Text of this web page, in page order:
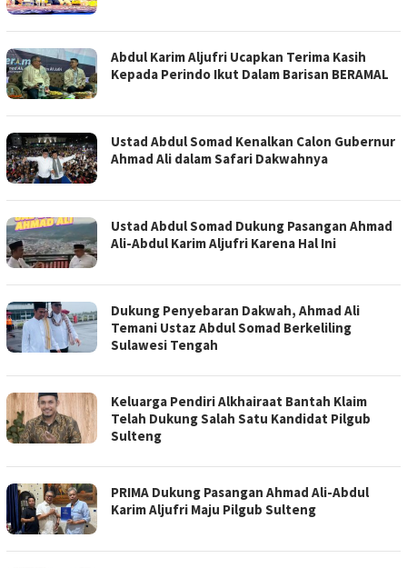
Abdul Karim Aljufri Ucapkan Terima Kasih
Kepada Perindo Ikut Dalam Barisan BERAMAL
Ustad Abdul Somad Kenalkan Calon Gubernur
Ahmad Ali dalam Safari Dakwahnya
Ustad Abdul Somad Dukung Pasangan Ahmad
Ali-Abdul Karim Aljufri Karena Hal Ini
Dukung Penyebaran Dakwah, Ahmad Ali
Temani Ustaz Abdul Somad Berkeliling
Sulawesi Tengah
Keluarga Pendiri Alkhairaat Bantah Klaim
Telah Dukung Salah Satu Kandidat Pilgub
Sulteng
PRIMA Dukung Pasangan Ahmad Ali-Abdul
Karim Aljufri Maju Pilgub Sulteng